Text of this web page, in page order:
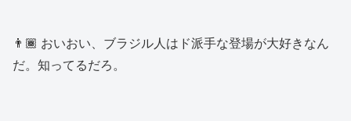
👨🏾 おいおい、ブラジル人はド派手な登場が大好きなん
だ。知ってるだろ。